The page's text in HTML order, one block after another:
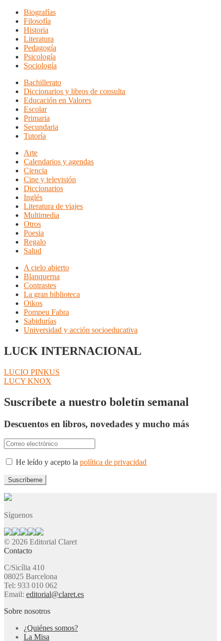
Biografías
Filosofía
Historia
Literatura
Pedagogía
Psicología
Sociología
Bachillerato
Diccionarios y libros de consulta
Educación en Valores
Escolar
Primaria
Secundaria
Tutoría
Arte
Calendarios y agendas
Ciencia
Cine y televisión
Diccionarios
Inglés
Literatura de viajes
Multimedia
Otros
Poesia
Regalo
Salud
A cielo abierto
Blanquerna
Contrastes
La gran biblioteca
Oikos
Pompeu Fabra
Sabidurías
Universidad y acción socioeducativa
LUCK INTERNACIONAL
Navegación
de
entradas
Anterior:
LUCIO PINKUS
Siguiente:
LUCY KNOX
Suscríbete a nuestro boletín semanal
Descuentos en libros, novedades y mucho más
He leído y acepto la política de privacidad
Síguenos
© 2026 Editorial Claret
Contacto
C/Sicília 410
08025 Barcelona
Tel: 933 010 062
Email: editorial@claret.es
Sobre nosotros
¿Quiénes somos?
La Misa